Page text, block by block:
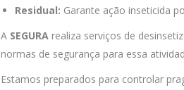
Residual: Garante ação inseticida
A SEGURA realiza serviços de
normas de segurança para essa
Estamos preparados para controlar